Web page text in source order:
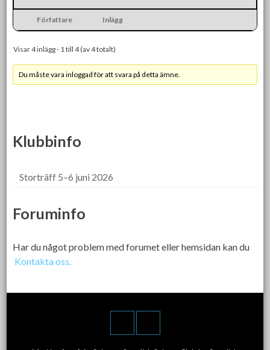
Författare Inlägg
Visar 4 inlägg - 1 till 4 (av 4 totalt)
Du måste vara inloggad för att svara på detta ämne.
Klubbinfo
Storträff 5–6 juni 2026
Foruminfo
Har du något problem med forumet eller hemsidan kan du
Kontakta oss.